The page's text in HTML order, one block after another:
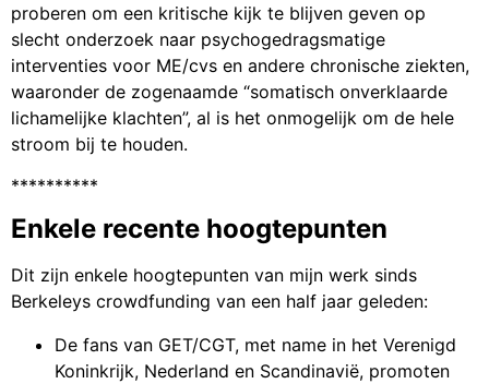
proberen om een kritische kijk te blijven geven op
slecht onderzoek naar psychogedragsmatige
interventies voor ME/cvs en andere chronische ziekten,
waaronder de zogenaamde “somatisch onverklaarde
lichamelijke klachten”, al is het onmogelijk om de hele
stroom bij te houden.
**********
Enkele recente hoogtepunten
Dit zijn enkele hoogtepunten van mijn werk sinds
Berkeleys crowdfunding van een half jaar geleden:
De fans van GET/CGT, met name in het Verenigd
Koninkrijk, Nederland en Scandinavië, promoten